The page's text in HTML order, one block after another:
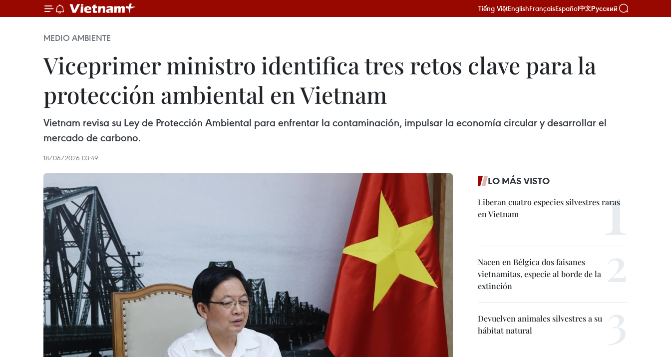
Tiếng ViệtEnglishFrançaisEspañol中文Русский
MEDIO AMBIENTE
Viceprimer ministro identifica tres retos clave para la
protección ambiental en Vietnam
Vietnam revisa su Ley de Protección Ambiental para enfrentar la contaminación, impulsar la economía circular y desarrollar el
mercado de carbono.
18/06/2026 03:49
LO MÁS VISTO
Liberan cuatro especies silvestres raras
en Vietnam
Nacen en Bélgica dos faisanes
vietnamitas, especie al borde de la
extinción
Devuelven animales silvestres a su
hábitat natural